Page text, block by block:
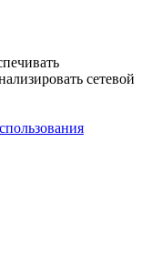
сетевой